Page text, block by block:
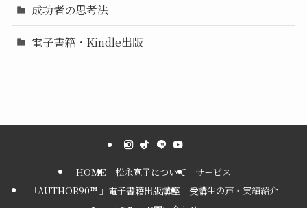
成功者の思考法
電子書籍・Kindle出版
HOME 松永寛子について
サービス
「AUTHOR90™ 」電子書籍出版講座
受講生の声・実績紹介